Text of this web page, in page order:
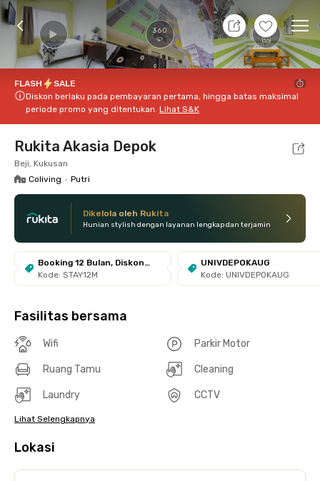
360 +22
8 Agt 26 - Belum tahu
Foto Fasilitas bersama Lokasi Kamar
FLASH SALE
FLASH
SALE
Diskon berlaku pada pembayaran pertama, hingga batas maksimal
periode promo yang ditentukan. Lihat S&K
Rukita Akasia Depok
Beji, Kukusan
Coliving • Putri
Dikelola oleh Rukita
Hunian stylish dengan layanan lengkap dan terjamin
Booking 12 Bulan, Diskon
10%
Kode: STAY12M
UNIVDEPOKAUG
Kode: UNIVDEPOKAUG
Fasilitas bersama
Wifi Parkir Motor
Ruang Tamu Cleaning
Laundry CCTV
Lihat Selengkapnya
Lokasi